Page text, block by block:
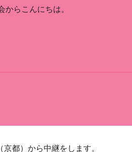
都）から中継をします。